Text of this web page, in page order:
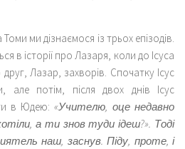
ми дізнаємося із трьох епізодів.
в історії про Лазаря, коли до Ісуса
Лазар, захворів. Спочатку Ісус
потім, після двох днів Ісус
в Юдею:«Учителю, оце недавно
а ти знов туди ідеш?». Тоді
наш, заснув. Піду, проте, і